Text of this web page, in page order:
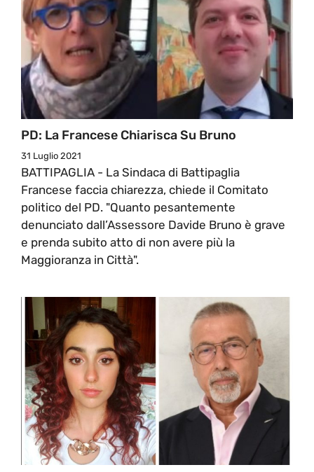
PD: La Francese Chiarisca Su Bruno
31 Luglio 2021
BATTIPAGLIA - La Sindaca di Battipaglia
Francese faccia chiarezza, chiede il Comitato
politico del PD. "Quanto pesantemente
denunciato dall’Assessore Davide Bruno è grave
e prenda subito atto di non avere più la
Maggioranza in Città".